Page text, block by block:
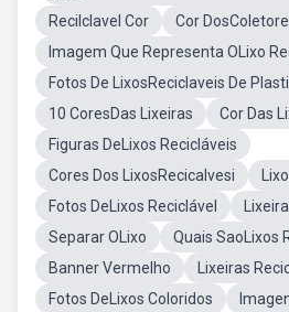
Recilclavel Cor
Cor
Imagem Que Representa OLixo
Fotos De LixosReciclaveis De
10 CoresDas Lixeiras
Cor Das
Figuras DeLixos Recicláveis
Cores Dos LixosRecicalvesi
Fotos DeLixos Reciclável
Separar OLixo
Quais SaoLixos
Banner Vermelho
Lixeiras
Fotos DeLixos Coloridos